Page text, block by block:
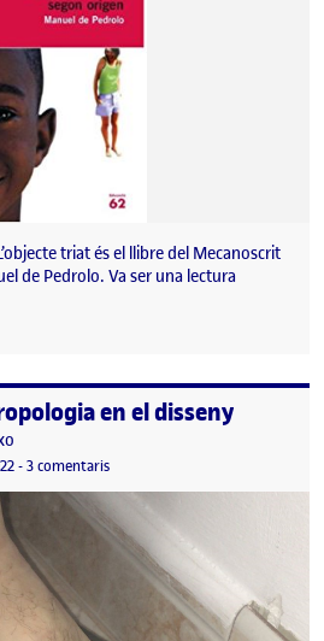
triat és el llibre del Mecanoscrit
de Pedrolo. Va ser una lectura
en el disseny
24 febrer, 2022 9:43 pm
-3 comentarisa PAC 1. L’antropologia en el